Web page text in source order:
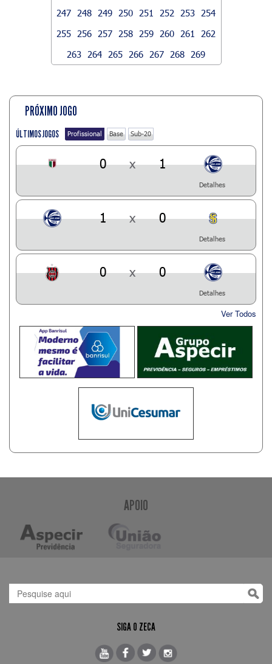
247
248 249 250 251 252 253
254
255
256 257 258 259 260 261
262
263
264 265 266 267 268 269
PRÓXIMO JOGO
ÚLTIMOS JOGOS Profissional Base Sub-20
0 x 1
Detalhes
1 x 0
Detalhes
0 x 0
Detalhes
Ver Todos
APOIO
SIGA O ZECA